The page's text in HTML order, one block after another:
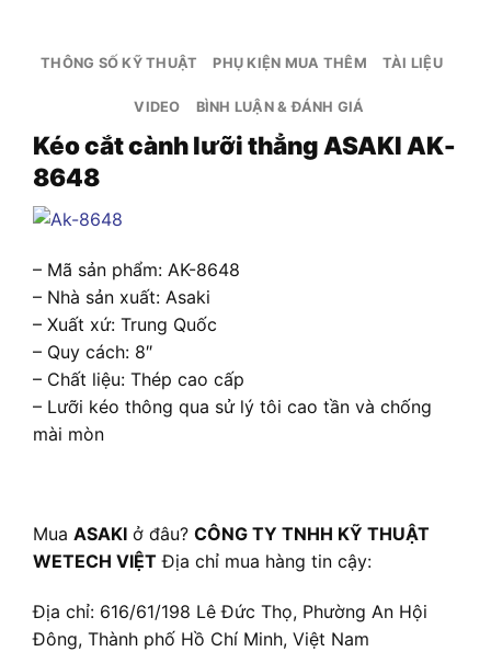
THÔNG SỐ KỸ THUẬT PHỤ KIỆN MUA THÊM TÀI LIỆU
VIDEO BÌNH LUẬN & ĐÁNH GIÁ
Kéo cắt cành lưỡi thẳng ASAKI AK-
8648
– Mã sản phẩm: AK-8648
– Nhà sản xuất: Asaki
– Xuất xứ: Trung Quốc
– Quy cách: 8″
– Chất liệu: Thép cao cấp
– Lưỡi kéo thông qua sử lý tôi cao tần và chống
mài mòn
Mua ASAKI ở đâu? CÔNG TY TNHH KỸ THUẬT
WETECH VIỆT Địa chỉ mua hàng tin cậy:
Địa chỉ: 616/61/198 Lê Đức Thọ, Phường An Hội
Đông, Thành phố Hồ Chí Minh, Việt Nam